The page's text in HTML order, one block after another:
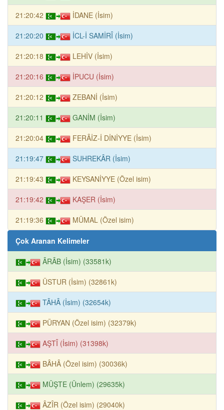
21:20:42 İDANE (İsim)
21:20:20 İCL-İ SAMİRÎ (İsim)
21:20:18 LEHİV (İsim)
21:20:16 İPUCU (İsim)
21:20:12 ZEBANİ (İsim)
21:20:11 GANİM (İsim)
21:20:04 FERÂİZ-İ DİNİYYE (İsim)
21:19:47 SUHREKÂR (İsim)
21:19:43 KEYSANİYYE (Özel isim)
21:19:42 KAŞER (İsim)
21:19:36 MÜMAL (Özel isim)
Çok Aranan Kelimeler
ÂRÂB (İsim) (33581k)
ÜSTUR (İsim) (32861k)
TÂHÂ (İsim) (32654k)
PÜRYAN (Özel isim) (32379k)
AŞTÎ (İsim) (31398k)
BÂHÂ (Özel isim) (30036k)
MÜŞTE (Ünlem) (29635k)
ÂZÎR (Özel isim) (29040k)